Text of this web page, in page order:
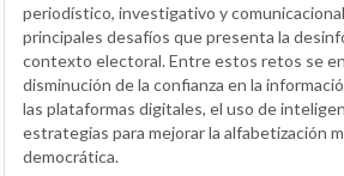
periodístico, investigativo y
principales desafíos que presenta la
contexto electoral. Entre estos retos se
disminución de la confianza en la
las plataformas digitales, el uso de
estrategias para mejorar la alfabetización
democrática.